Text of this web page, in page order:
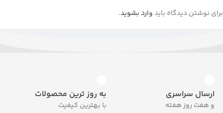
برای نوشتن دیدگاه بایدوارد بشوید.
ارسال سراسری
و هفت روز هفته
به روز ترین محصولات
با بهترین کیفیت